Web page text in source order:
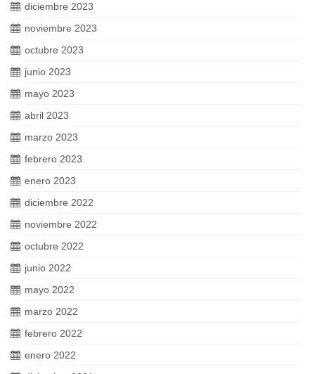
diciembre 2023
noviembre 2023
octubre 2023
junio 2023
mayo 2023
abril 2023
marzo 2023
febrero 2023
enero 2023
diciembre 2022
noviembre 2022
octubre 2022
junio 2022
mayo 2022
marzo 2022
febrero 2022
enero 2022